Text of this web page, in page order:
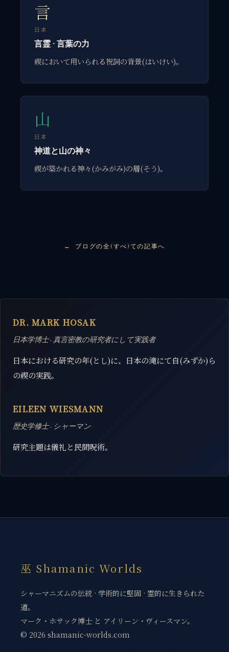
言
日本
言霊 · 言葉の力
禊において用いられる祝詞の背景(はいけい)。
山
日本
神道と山の神々
禊が築かれる神々(かみがみ)の層(そう)。
ブログの全(すべ)ての記事へ
DR. MARK HOSAK
日本学博士 · 真言密教の研究者にして実践者
日本における研究の年(とし)に、日本の滝にて自(みずか)ら
の禊の実践。
EILEEN WIESMANN
歴史学修士 · シャーマン
研究主題は儀礼と民間呪術。
巫 Shamanic Worlds
シャーマニズムの伝統 · 学術的に堅固 · 霊的に生きられた
道。
マーク・ホサック博士 と アイリーン・ヴィースマン。
© 2026 shamanic-worlds.com